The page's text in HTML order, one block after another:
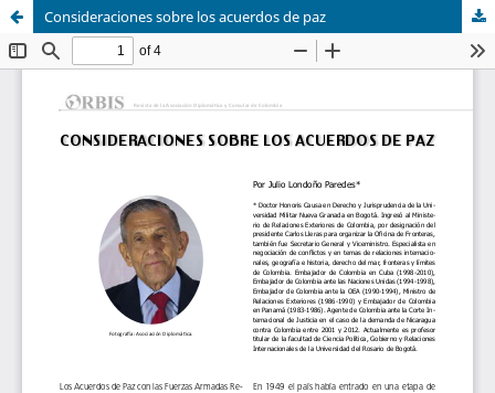
Consideraciones sobre los acuerdos de paz